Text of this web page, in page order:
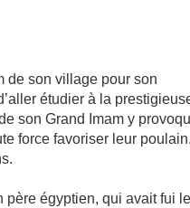
de son village pour son
étudier à la
son Grand Imam y
force favoriser leur
père égyptien, qui avait fui le